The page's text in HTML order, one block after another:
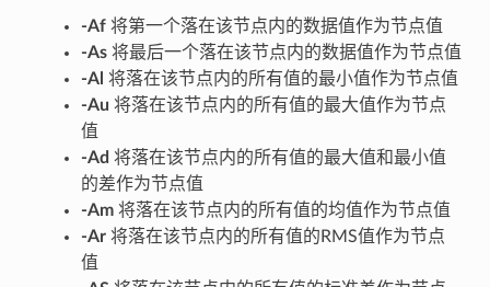
-Af将第一个落在该节点内的数据值作为节点值
-As将最后一个落在该节点内的数据值作为节点值
-Al 将落在该节点内的所有值的最小值作为节点值
-Au 将落在该节点内的所有值的最大值作为节点
值
-Ad 将落在该节点内的所有值的最大值和最小值
的差作为节点值
-Am将落在该节点内的所有值的均值作为节点值
-Ar将落在该节点内的所有值的RMS值作为节点
值